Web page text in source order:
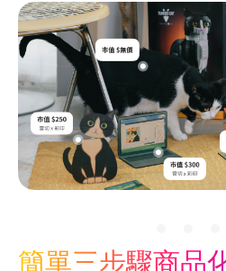
簡單三步驟商品